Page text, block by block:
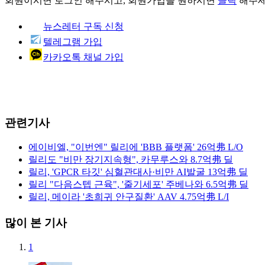
뉴스레터 구독 신청
텔레그램 가입
카카오톡 채널 가입
관련기사
에이비엘, "이번엔" 릴리에 'BBB 플랫폼' 26억弗 L/O
릴리도 "비만 장기지속형", 카무루스와 8.7억弗 딜
릴리, 'GPCR 타깃' 심혈관대사·비만 AI발굴 13억弗 딜
릴리 "다음스텝 근육", '줄기세포' 주베나와 6.5억弗 딜
릴리, 메이라 '초희귀 안구질환' AAV 4.75억弗 L/I
많이 본 기사
1